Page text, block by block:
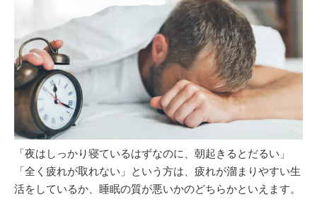
「夜はしっかり寝ているはずなのに、朝起きるとだるい」
「全く疲れが取れない」という方は、疲れが溜まりやすい生
活をしているか、睡眠の質が悪いかのどちらかといえます。